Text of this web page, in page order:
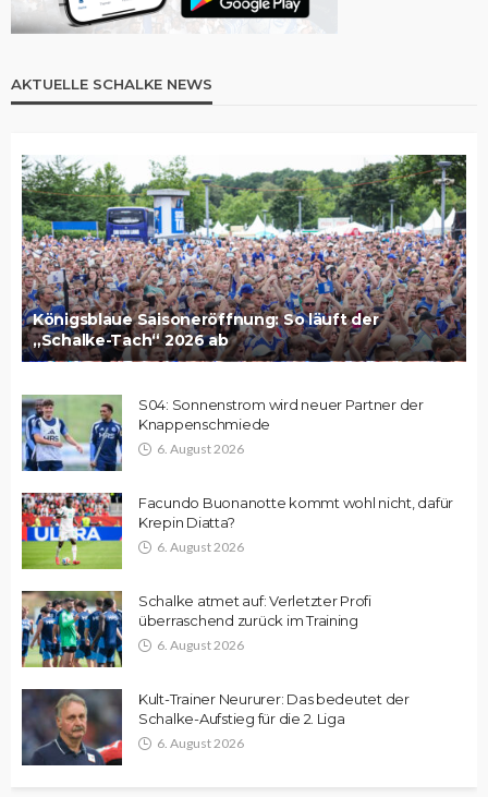
AKTUELLE SCHALKE NEWS
Königsblaue Saisoneröffnung: So läuft der
„Schalke-Tach“ 2026 ab
S04: Sonnenstrom wird neuer Partner der
Knappenschmiede
6. August 2026
Facundo Buonanotte kommt wohl nicht, dafür
Krepin Diatta?
6. August 2026
Schalke atmet auf: Verletzter Profi
überraschend zurück im Training
6. August 2026
Kult-Trainer Neururer: Das bedeutet der
Schalke-Aufstieg für die 2. Liga
6. August 2026